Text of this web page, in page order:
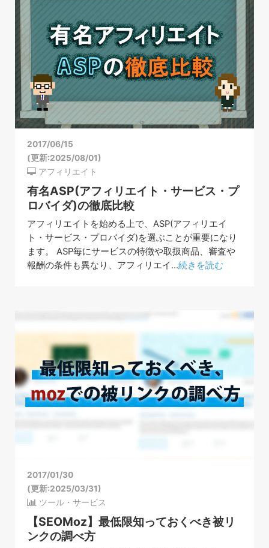
2017/06/15
(更新:2025/08/01)
アフィリエイト
有名ASP(アフィリエイト・サービス・プ
ロバイダ)の徹底比較
アフィリエイトを始める上で、ASP(アフィリエイ
ト・サービス・プロバイダ)を選ぶことが重要になり
ます。 ASP毎にサービスの特徴や取扱商品、審査や
報酬の条件も異なり、アフィリエイ...続きを読む
2017/01/30
(更新:2025/03/31)
ツール・サービス
【SEOMoz】最低限知っておくべき被リ
ンクの調べ方